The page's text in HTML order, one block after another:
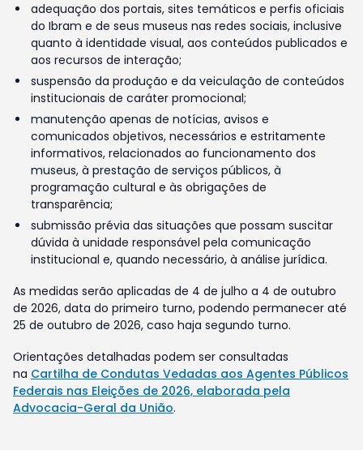
adequação dos portais, sites temáticos e perfis oficiais
do Ibram e de seus museus nas redes sociais, inclusive
quanto à identidade visual, aos conteúdos publicados e
aos recursos de interação;
suspensão da produção e da veiculação de conteúdos
institucionais de caráter promocional;
manutenção apenas de notícias, avisos e
comunicados objetivos, necessários e estritamente
informativos, relacionados ao funcionamento dos
museus, à prestação de serviços públicos, à
programação cultural e às obrigações de
transparência;
submissão prévia das situações que possam suscitar
dúvida à unidade responsável pela comunicação
institucional e, quando necessário, à análise jurídica.
As medidas serão aplicadas de 4 de julho a 4 de outubro
de 2026, data do primeiro turno, podendo permanecer até
25 de outubro de 2026, caso haja segundo turno.
Orientações detalhadas podem ser consultadas
na Cartilha de Condutas Vedadas aos Agentes Públicos
Federais nas Eleições de 2026, elaborada pela
Advocacia-Geral da União.